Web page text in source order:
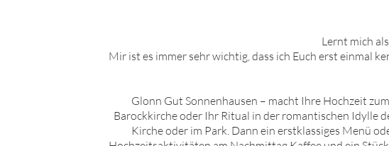
Lernt mich
Mir ist es immer sehr wichtig, dass ich Euch erst einmal
Glonn Gut Sonnenhausen – macht Ihre Hochzeit
Barockkirche oder Ihr Ritual in der romantischen Idylle
Kirche oder im Park. Dann ein erstklassiges Menü